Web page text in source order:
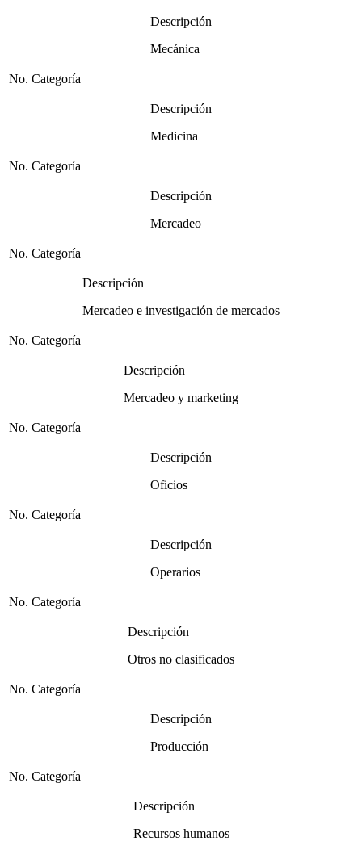
Descripción
Mecánica
No. Categoría
Descripción
Medicina
No. Categoría
Descripción
Mercadeo
No. Categoría
Descripción
Mercadeo e investigación de mercados
No. Categoría
Descripción
Mercadeo y marketing
No. Categoría
Descripción
Oficios
No. Categoría
Descripción
Operarios
No. Categoría
Descripción
Otros no clasificados
No. Categoría
Descripción
Producción
No. Categoría
Descripción
Recursos humanos